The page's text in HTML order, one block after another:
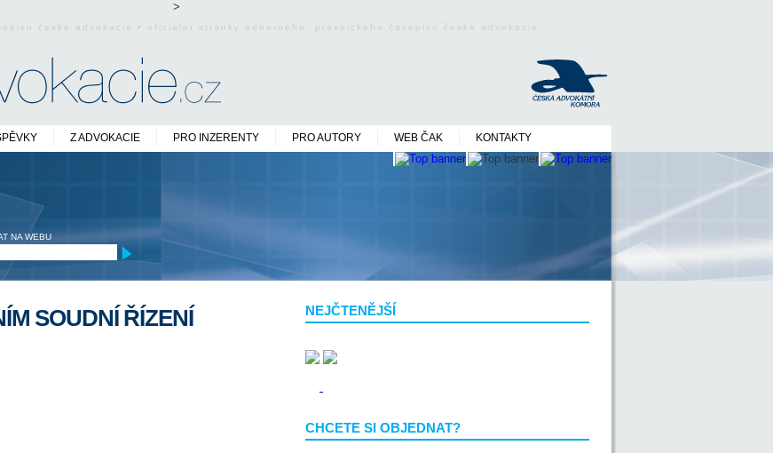
>
české advokacie • oficiální stránky odborného právnického časopisu české advokacie
Z ADVOKACIE PRO INZERENTY PRO AUTORY WEB ČAK KONTAKTY
NA WEBU
NEJČTENĚJŠÍ
CHCETE SI OBJEDNAT?
SOUDNÍ ŘÍZENÍ